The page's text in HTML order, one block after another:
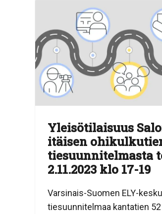
Yleisötilaisuus
itäisen
tiesuunnitelmasta
2.11.2023 klo 17-19
Varsinais-Suomen ELY-
tiesuunnitelmaa kantatien